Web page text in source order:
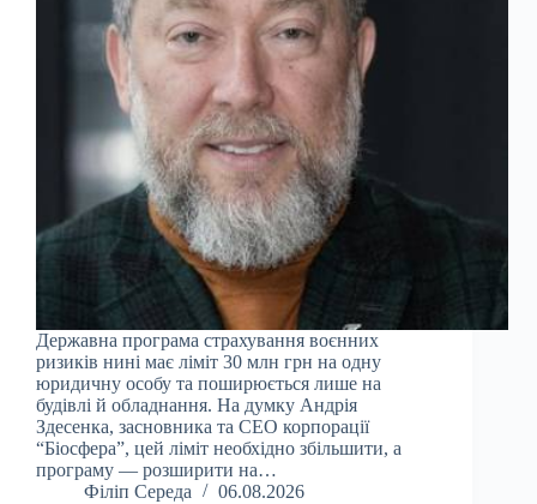
Державна програма страхування воєнних
ризиків нині має ліміт 30 млн грн на одну
юридичну особу та поширюється лише на
будівлі й обладнання. На думку Андрія
Здесенка, засновника та CEO корпорації
“Біосфера”, цей ліміт необхідно збільшити, а
програму — розширити на…
Філіп Середа
06.08.2026